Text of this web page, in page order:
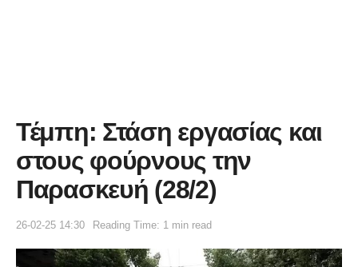
Τέμπη: Στάση εργασίας και
στους φούρνους την
Παρασκευή (28/2)
26-02-25 14:30 Reading Time: 1 min read